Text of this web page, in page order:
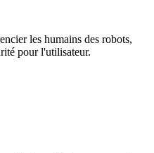
les humains des robots,
pour l'utilisateur.